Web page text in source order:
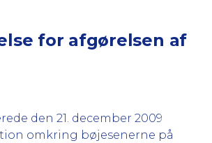
for afgørelsen af
den 21. december 2009
omkring bøjesenerne på